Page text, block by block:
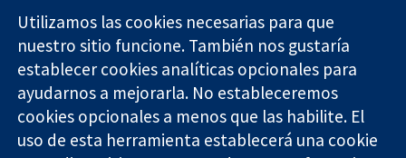
Evidencia fiable.
Decisiones
informadas.
Mejor salud.
11-13 Cavendish
Square
Londres
W1G 0AN
Reino Unido
Contacto
Noticias
Prensa
Sobre
nosotros
Empleo
Utilizamos las cookies necesarias para que
nuestro sitio funcione. También nos gustaría
establecer cookies analíticas opcionales para
ayudarnos a mejorarla. No estableceremos
cookies opcionales a menos que las habilite. El
uso de esta herramienta establecerá una cookie